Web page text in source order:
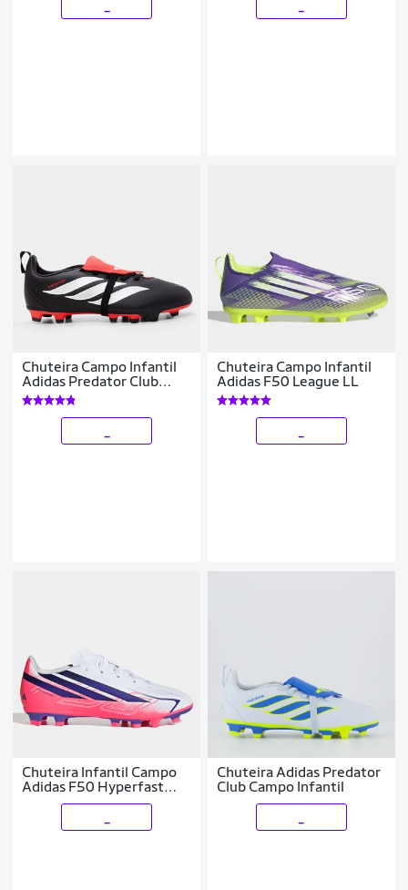
Chuteira Campo Infantil
Adidas Predator Club
Língua Dobrável
Chuteira Campo Infantil
Adidas F50 League LL
Chuteira Infantil Campo
Adidas F50 Hyperfast
Club Copa Do Mundo
Chuteira Adidas Predator
Club Campo Infantil